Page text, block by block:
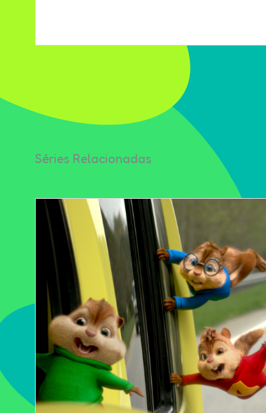
Séries Relacionadas